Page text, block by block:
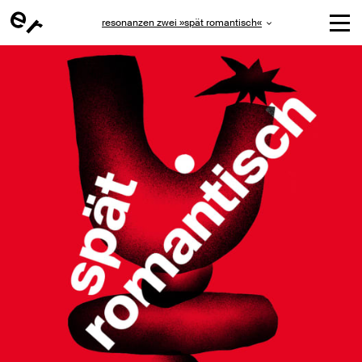
resonanzen zwei »spät romantisch«